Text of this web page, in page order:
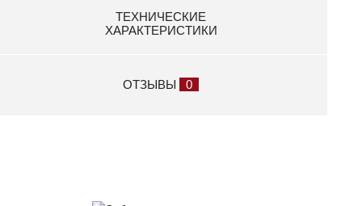
ТЕХНИЧЕСКИЕ
ХАРАКТЕРИСТИКИ
ОТЗЫВЫ 0